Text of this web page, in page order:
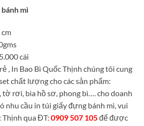
mì
cm
5.000 cái
, In Bao Bì Quốc Thịnh chúng tôi cung
chất lượng cho các sản phẩm:
tờ rơi, bìa hồ sơ, phong bì…. cho doanh
nhu cầu in túi giấy đựng bánh mì, vui
qua ĐT: 0909 507 105để được